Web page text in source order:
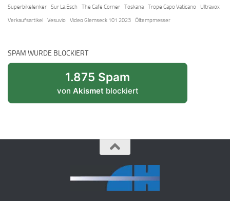
Superbikelenker
Sur La Esch The Cafe Corner Toskana Trope Capo Vaticano
Ultravox
Verkaufsartikel
Vesuvio Video Glemseck 101 2023 Öltempmesser
SPAM WURDE BLOCKIERT
1.875 Spam
von Akismet blockiert